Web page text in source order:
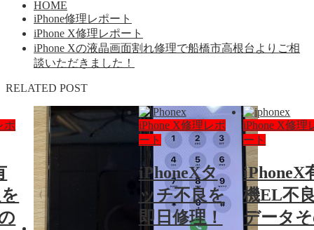
HOME
iPhone修理レポート
iPhone X修理レポート
iPhone Xの液晶画面割れ修理で船橋市高根台よりご相
談いただきました！
RELATED POST
ポ
iPhone X修理レポ
ート
iPhoneXタ
ッチ不良を
即日修理！
iPhone X修理
ート
iPhoneX
機EL不
データ